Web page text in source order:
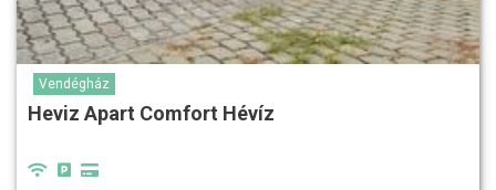
Vendégház
Heviz Apart Comfort Hévíz